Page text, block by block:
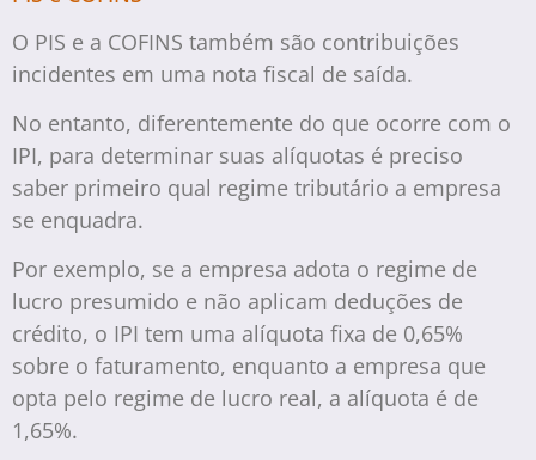
O PIS e a COFINS também são contribuições
incidentes em uma nota fiscal de saída.
No entanto, diferentemente do que ocorre com o
IPI, para determinar suas alíquotas é preciso
saber primeiro qual regime tributário a empresa
se enquadra.
Por exemplo, se a empresa adota o regime de
lucro presumido e não aplicam deduções de
crédito, o IPI tem uma alíquota fixa de 0,65%
sobre o faturamento, enquanto a empresa que
opta pelo regime de lucro real, a alíquota é de
1,65%.